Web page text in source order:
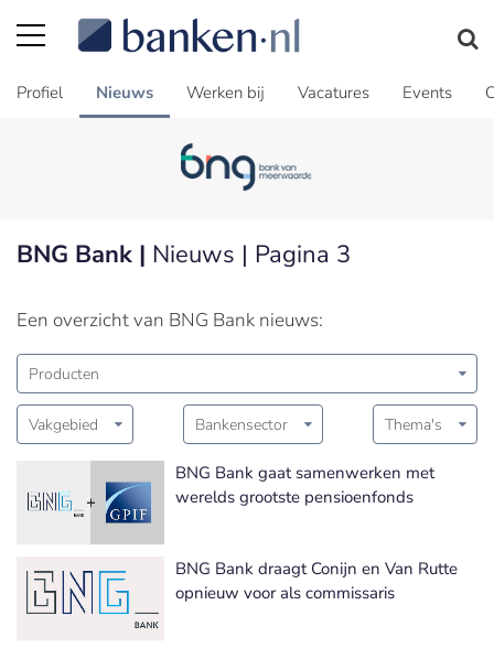
Profiel Nieuws Werken bij Vacatures Events
BNG Bank | Nieuws | Pagina 3
Een overzicht van BNG Bank nieuws:
Producten
Vakgebied Bankensector Thema's
BNG Bank gaat samenwerken met
werelds grootste pensioenfonds
BNG Bank draagt Conijn en Van Rutte
opnieuw voor als commissaris